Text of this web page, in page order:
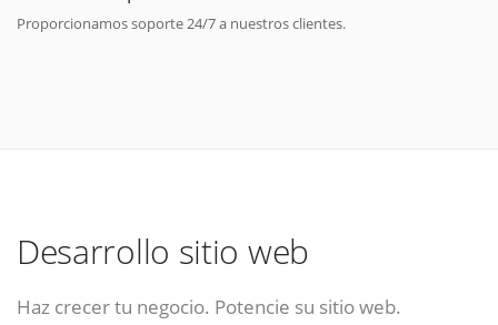
Proporcionamos soporte 24/7 a nuestros clientes.
Desarrollo sitio web
Haz crecer tu negocio. Potencie su sitio web.